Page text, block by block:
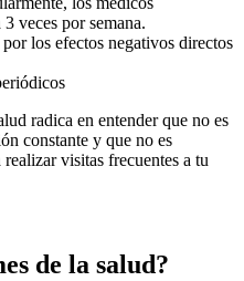
veces por semana.
los efectos negativos directos
radica en entender que no es
constante y que no es
visitas frecuentes a tu
de la salud?